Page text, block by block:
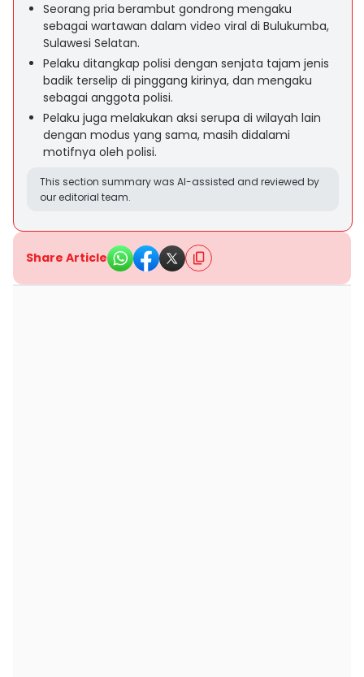
Seorang pria berambut gondrong mengaku
sebagai wartawan dalam video viral di Bulukumba,
Sulawesi Selatan.
Pelaku ditangkap polisi dengan senjata tajam jenis
badik terselip di pinggang kirinya, dan mengaku
sebagai anggota polisi.
Pelaku juga melakukan aksi serupa di wilayah lain
dengan modus yang sama, masih didalami
motifnya oleh polisi.
This section summary was AI-assisted and reviewed by
our editorial team.
Share Article